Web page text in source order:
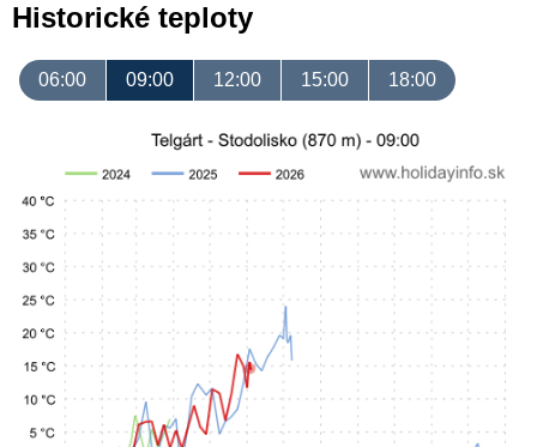
Historické teploty
06:00 09:00 12:00 15:00 18:00